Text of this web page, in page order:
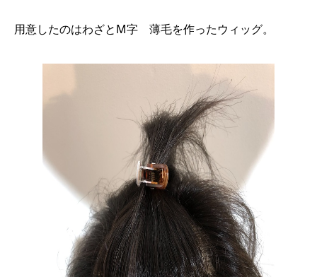
用意したのはわざとM字 薄毛を作ったウィッグ。